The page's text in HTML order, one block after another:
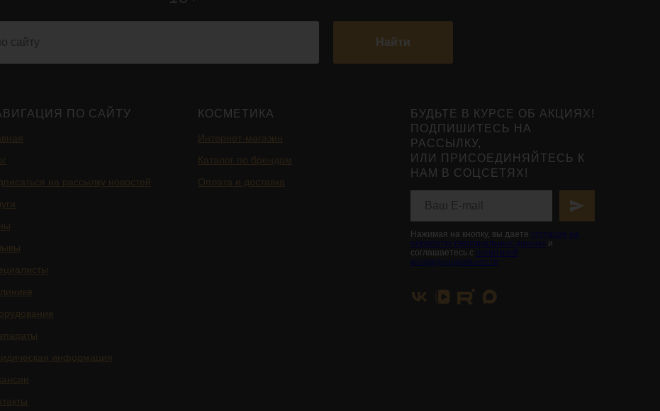
Найти
ПО САЙТУ
на рассылку новостей
информация
КОСМЕТИКА
Интернет-магазин
Каталог по брендам
Оплата и доставка
БУДЬТЕ В КУРСЕ ОБ АКЦИЯХ!
ПОДПИШИТЕСЬ НА
РАССЫЛКУ,
ИЛИ ПРИСОЕДИНЯЙТЕСЬ К
НАМ В СОЦСЕТЯХ!
Нажимая на кнопку, вы даете согласие на
обработку персональных данных и
соглашаетесь с политикой
конфиденциальности